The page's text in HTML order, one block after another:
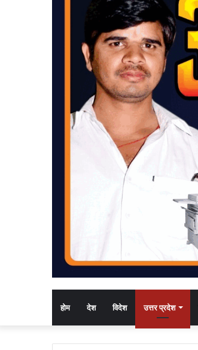
होम देश विदेश उत्तर प्रदेश